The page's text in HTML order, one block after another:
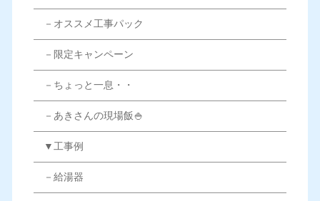
－オススメ工事パック
－限定キャンペーン
－ちょっと一息・・
－あきさんの現場飯🍚
▼工事例
－給湯器